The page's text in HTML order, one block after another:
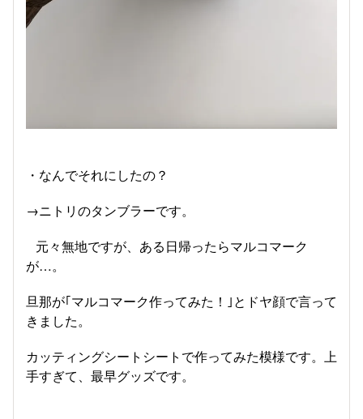
・なんでそれにしたの？
→ニトリのタンブラーです。
元々無地ですが、ある日帰ったらマルコマーク
が…。
旦那が｢マルコマーク作ってみた！｣とドヤ顔で言って
きました。
カッティングシートシートで作ってみた模様です。上
手すぎて、最早グッズです。